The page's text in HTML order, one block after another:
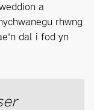
a
rhwng
dal i fod yn